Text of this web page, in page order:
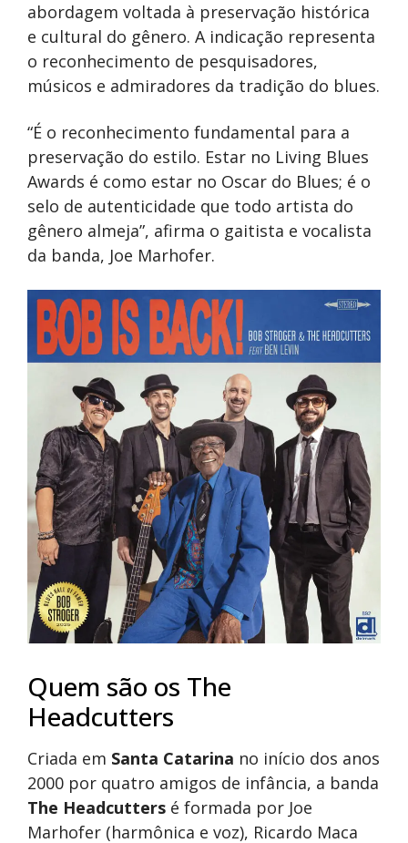
abordagem voltada à preservação histórica
e cultural do gênero. A indicação representa
o reconhecimento de pesquisadores,
músicos e admiradores da tradição do blues.
“É o reconhecimento fundamental para a
preservação do estilo. Estar no Living Blues
Awards é como estar no Oscar do Blues; é o
selo de autenticidade que todo artista do
gênero almeja”, afirma o gaitista e vocalista
da banda, Joe Marhofer.
Quem são os The
Headcutters
Criada em Santa Catarina no início dos anos
2000 por quatro amigos de infância, a banda
The Headcutters é formada por Joe
Marhofer (harmônica e voz), Ricardo Maca